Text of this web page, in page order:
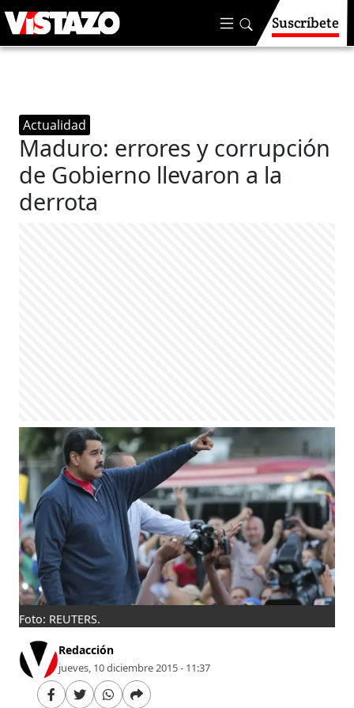
Suscríbete
Actualidad
Maduro: errores y corrupción
de Gobierno llevaron a la
derrota
Foto: REUTERS.
Redacción
jueves, 10 diciembre 2015 - 11:37